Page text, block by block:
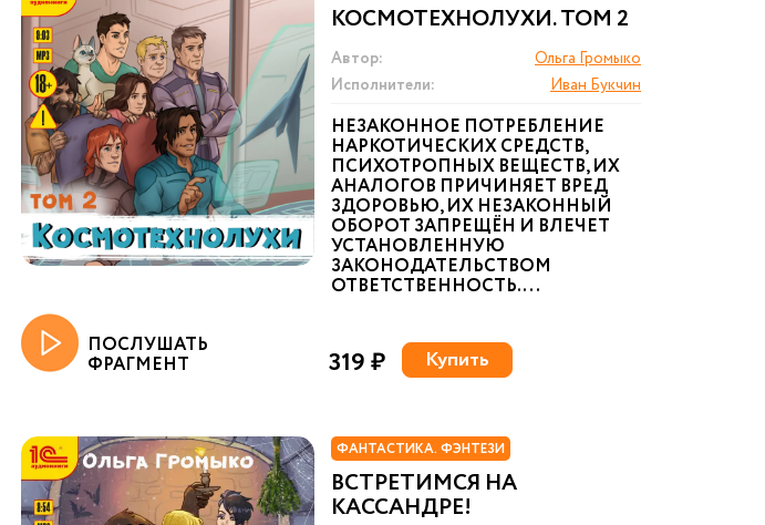
КОСМОТЕХНОЛУХИ. ТОМ 2
Автор:
Ольга Громыко
Исполнители:
Иван Букчин
НЕЗАКОННОЕ ПОТРЕБЛЕНИЕ
НАРКОТИЧЕСКИХ СРЕДСТВ,
ПСИХОТРОПНЫХ ВЕЩЕСТВ, ИХ
АНАЛОГОВ ПРИЧИНЯЕТ ВРЕД
ЗДОРОВЬЮ, ИХ НЕЗАКОННЫЙ
ОБОРОТ ЗАПРЕЩЁН И ВЛЕЧЕТ
УСТАНОВЛЕННУЮ
ЗАКОНОДАТЕЛЬСТВОМ
ОТВЕТСТВЕННОСТЬ. ...
ПОСЛУШАТЬ
ФРАГМЕНТ 319 ₽ Купить
ФАНТАСТИКА. ФЭНТЕЗИ
ВСТРЕТИМСЯ НА
КАССАНДРЕ!